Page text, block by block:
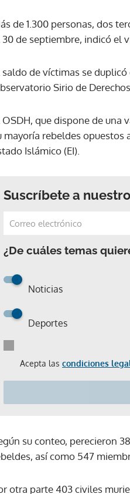
de 1.300 personas, dos
de septiembre, indicó el
saldo de víctimas se
Sirio de
OSDH, que dispone de una
mayoría rebeldes opuestos
Islámico (EI).
Suscríbete a
¿De cuáles temas
Noticias
Deportes
Acepta las condiciones
su conteo, perecieron
así como 547
otra parte 403 civiles